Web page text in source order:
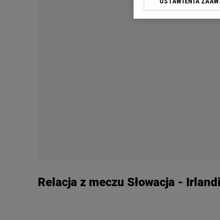
Relacja z meczu Słowacja -
Klikając „Akceptuję”